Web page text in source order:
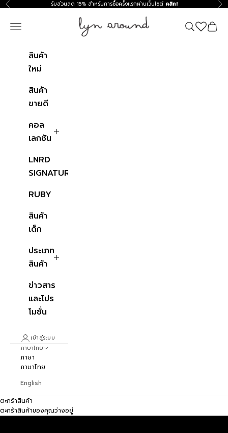
ข้ามไปที่เนื้อหา
ก่อนหน้า รับส่วนลด 15% สำหรับการซื้อครั้งแรกผ่านเว็บไซต์ คลิก! ถัด
Lyn around TH
Navigation menu ค้นหา ตะกร้า
สินค้า
ใหม่
สินค้า
ขายดี
คอล
เลกชัน
LNRD
SIGNATURE
RUBY
สินค้า
เด็ก
ประเภท
สินค้า
ข่าวสาร
และโปร
โมชั่น
เข้าสู่ระบบ
ภาษาไทย
ภาษา
ภาษาไทย
English
ตะกร้าสินค้า
ตะกร้าสินค้าของคุณว่างอยู่